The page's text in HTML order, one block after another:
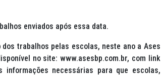
enviados após essa data.
trabalhos pelas escolas, neste ano a Ases
no site: www.asesbp.com.br, com link
necessárias para que escolas,